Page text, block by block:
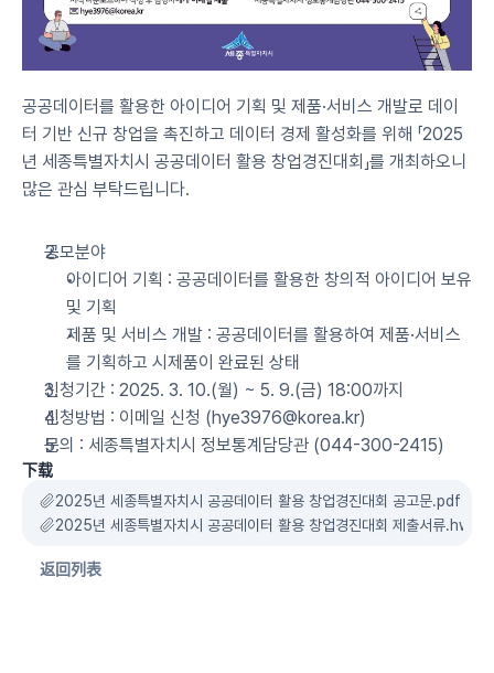
공공데이터를 활용한 아이디어 기획 및 제품·서비스 개발로 데이
터 기반 신규 창업을 촉진하고 데이터 경제 활성화를 위해 「2025
년 세종특별자치시 공공데이터 활용 창업경진대회」를 개최하오니
많은 관심 부탁드립니다.
공모분야
아이디어 기획 : 공공데이터를 활용한 창의적 아이디어 보유
및 기획
제품 및 서비스 개발 : 공공데이터를 활용하여 제품·서비스
를 기획하고 시제품이 완료된 상태
신청기간 : 2025. 3. 10.(월) ~ 5. 9.(금) 18:00까지
신청방법 : 이메일 신청 (hye3976@korea.kr)
문의 : 세종특별자치시 정보통계담당관 (044-300-2415)
下载
2025년 세종특별자치시 공공데이터 활용 창업경진대회 공고문.pdf
2025년 세종특별자치시 공공데이터 활용 창업경진대회 제출서류.hwp
返回列表